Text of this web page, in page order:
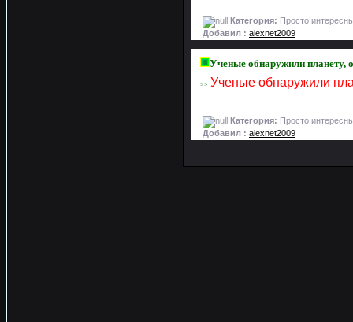
Категория: Просто
Добавил : alexnet2009
Ученые обнаружили планету,
>> Ученые обнаружили
Категория: Просто
Добавил : alexnet2009